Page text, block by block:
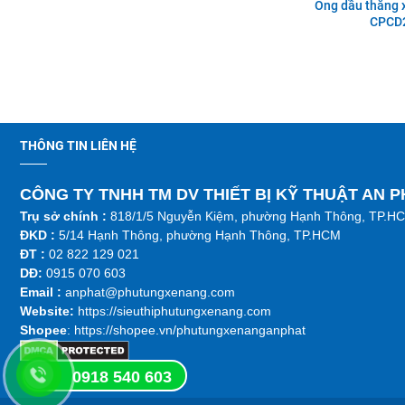
100 * 40 * 1220 (phù hợp 1.5-
2T)
Mâm ép xe nâng TCM FG20-
30N5/VC/C3C/C3C-A
Bơm nước xe nâng Komatsu
4D94-2P
C240PKJ
Nắp xi lanh xe nâng Isuzu
C240PKJ | AP-Z-5-1-00003780
Tắc kê bánh sau xe nâng Heli
CPC(D)10-30,CPD10-
30;CPCD20-30
Cam xoay xe nâng Nichiyu
Nichiyu FB10-18 65 Series LH
Ống dầu thắng
THÔNG TIN LIÊN HỆ
CÔNG TY TNHH TM DV THIẾT BỊ KỸ THUẬT AN
Trụ sở chính : 818/1/5 Nguyễn Kiệm, phường Hạnh Thông,
ĐKD : 5/14 Hạnh Thông, phường Hạnh Thông, TP.HCM
ĐT : 02 822 129 021
DĐ: 0915 070 603
Email : anphat@phutungxenang.com
Website: https://sieuthiphutungxenang.com
Shopee: https://shopee.vn/phutungxenanganphat
0918 540 603